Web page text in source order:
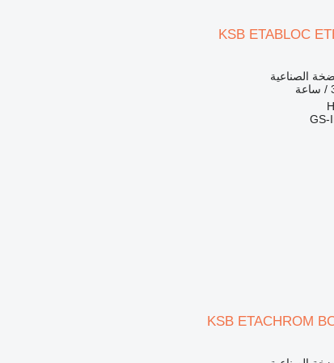
KSB ETABLOC
الصناعية
GS-
KSB ETACHROM